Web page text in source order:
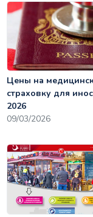
Цены на
страховку для
2026
09/03/2026